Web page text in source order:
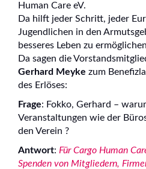
Human Care eV.
Da hilft jeder Schritt, jeder
Jugendlichen in den
besseres Leben zu
Da sagen die
Gerhard Meyke zum
des Erlöses:
Frage: Fokko, Gerhard –
Veranstaltungen wie der
den Verein ?
Antwort: Für Cargo Human
Spenden von Mitgliedern,